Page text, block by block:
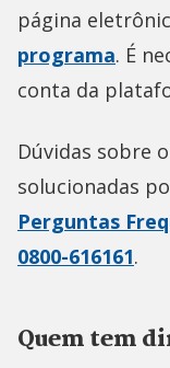
página
programa. É
conta da
Dúvidas sobre
solucionadas
Perguntas
0800-616161.
Quem tem